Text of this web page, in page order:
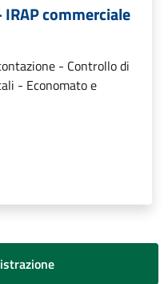
commerciale
- Controllo di
- Economato e